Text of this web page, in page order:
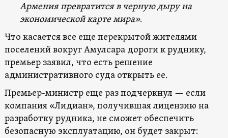
Армения превратится в черную дыру на
экономической карте мира».
Что касается все еще перекрытой жителями
поселений вокруг Амулсара дороги к руднику,
премьер заявил, что есть решение
административного суда открыть ее.
Премьер-министр еще раз подчеркнул — если
компания «Лидиан», получившая лицензию на
разработку рудника, не сможет обеспечить
безопасную эксплуатацию, он будет закрыт: